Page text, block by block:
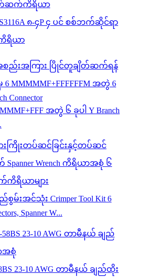
၈-၄P ၄ ပင် စစ်ဘက်ဆိုင်ရာ
ရိယာ
အတွဲ ၆ ခုပါ Y Branch
စွမ်းအင်သုံး Crimper Tool Kit 6
Spanner W...
23-10 AWG တာမီနယ် ချည်ထိုး